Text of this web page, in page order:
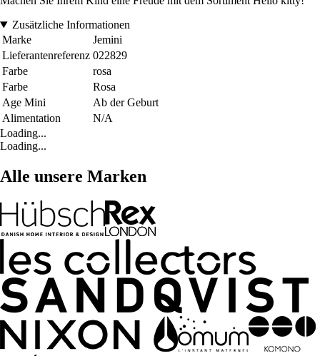
Zusätzliche Informationen
Marke
Jemini
Lieferantenreferenz 022829
Farbe
rosa
Farbe
Rosa
Age Mini
Ab der Geburt
Alimentation
N/A
Loading...
Loading...
Alle unsere Marken